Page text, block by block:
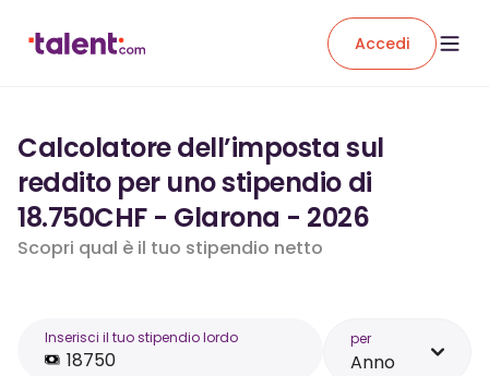
Accedi
Calcolatore dell’imposta sul
reddito per uno stipendio di
18.750CHF - Glarona - 2026
Scopri qual è il tuo stipendio netto
Inserisci il tuo stipendio lordo per
Anno